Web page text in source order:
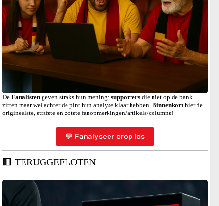
De Fanalisten geven straks hun mening: supporters die niet op de bank
zitten maar wel achter de pint hun analyse klaar hebben. Binnenkorthier de
origineelste, strafste en zotste fanopmerkingen/artikels/columns!
💬 Fanalyseer erop los
🟥 TERUGGEFLOTEN